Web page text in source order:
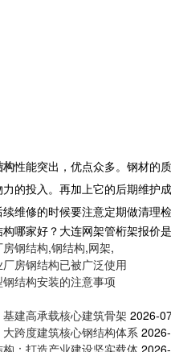
构性能突出，优点众多。钢材的
的投入。再加上它的后期维护成
维修的时候要注意定期做清理
哪家好？大连网架管桁架报价
钢结构,钢结构,网架,
厂房钢结构已被广泛使用
钢结构安装的注意事项
建高承载核心建筑骨架 2026-
跨度建筑核心钢结构体系
：打造产业建设坚实载体